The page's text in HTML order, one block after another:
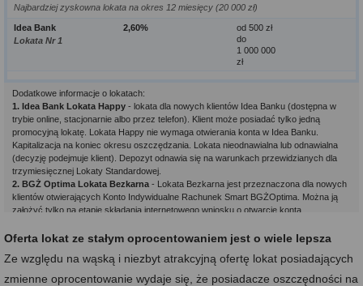
Najbardziej zyskowna lokata na okres 12 miesięcy (20 000 zł)
Idea Bank
Lokata Nr 1
2,60%
od 500 zł
do
1 000 000
zł
Dodatkowe informacje o lokatach:
1. Idea Bank Lokata Happy - lokata dla nowych klientów Idea Banku (dostępna w
trybie online, stacjonarnie albo przez telefon). Klient może posiadać tylko jedną
promocyjną lokatę. Lokata Happy nie wymaga otwierania konta w Idea Banku.
Kapitalizacja na koniec okresu oszczędzania. Lokata nieodnawialna lub odnawialna
(decyzję podejmuje klient). Depozyt odnawia się na warunkach przewidzianych dla
trzymiesięcznej Lokaty Standardowej.
2. BGŻ Optima Lokata Bezkarna - Lokata Bezkarna jest przeznaczona dla nowych
klientów otwierających Konto Indywidualne Rachunek Smart BGŻOptima. Można ją
założyć tylko na etapie składania internetowego wniosku o otwarcie konta
ostatnie 12 miesięcy nie miały konta oszczędnościowego w BGŻ Optima. Klient może
jednocześnie założyć Lokaty Bezkompromisowej oraz Bezkarnej. W przypadku
zerwania lokaty, bank wypłaca 100% odsetek należnych za okres przechowywania
Oferta lokat ze stałym oprocentowaniem jest o wiele lepsza
Ze względu na wąską i niezbyt atrakcyjną ofertę lokat posiadających
zmienne oprocentowanie wydaje się, że posiadacze oszczędności na